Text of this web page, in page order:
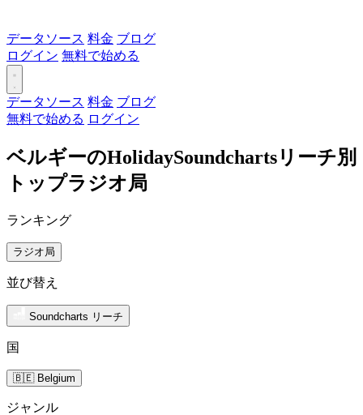
データソース 料金 ブログ
ログイン 無料で始める
データソース 料金 ブログ
無料で始める ログイン
ベルギーのHolidaySoundchartsリーチ別
トップラジオ局
ランキング
ラジオ局
並び替え
Soundcharts リーチ
国
🇧🇪 Belgium
ジャンル